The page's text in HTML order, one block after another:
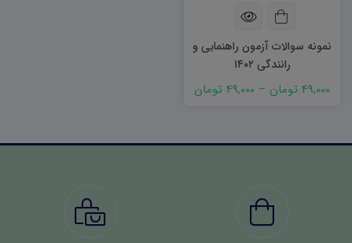
نمونه سوالات آزمون راهنمایی و
رانندگی ۱۴۰۲
49,000 تومان – 49,000 تومان